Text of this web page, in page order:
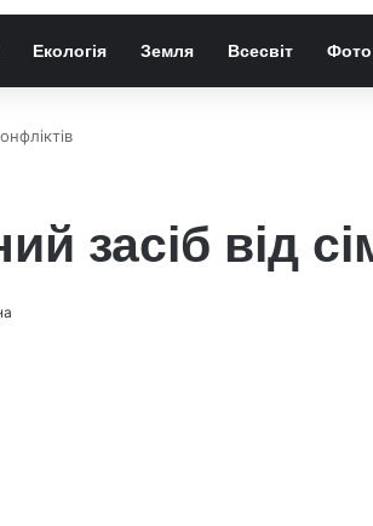
Екологія Земля Всесвіт Фото
засіб від